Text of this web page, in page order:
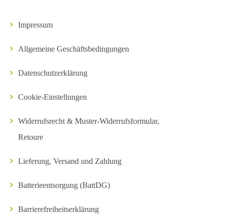
Impressum
Allgemeine Geschäftsbedingungen
Datenschutzerklärung
Cookie-Einstellungen
Widerrufsrecht & Muster-Widerrufsformular,
Retoure
Lieferung, Versand und Zahlung
Batterieentsorgung (BattDG)
Barrierefreiheitserklärung